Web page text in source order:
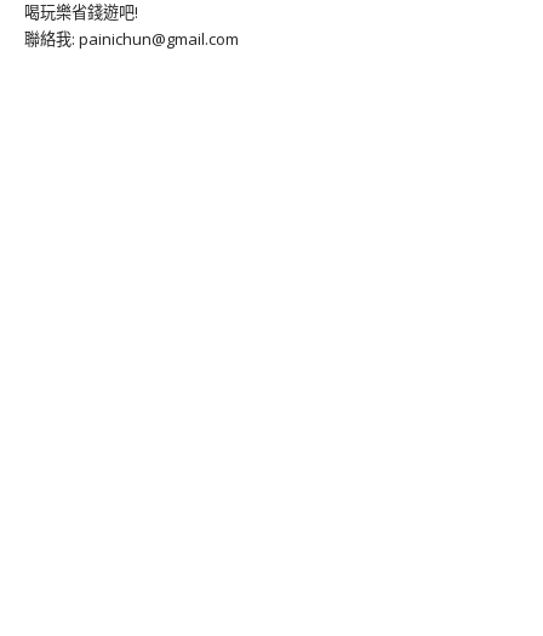
喝玩樂省錢遊吧!
聯絡我: painichun@gmail.com